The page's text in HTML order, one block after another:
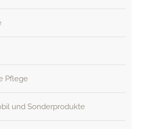
Pflege
und Sonderprodukte